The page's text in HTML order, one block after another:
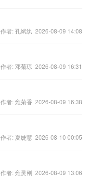
作者: 孔斌纨 2026-08-09 14:08
作者: 邓菊琼 2026-08-09 16:31
作者: 雍菊香 2026-08-09 16:38
作者: 夏婕慧 2026-08-10 00:05
作者: 雍灵刚 2026-08-09 13:06